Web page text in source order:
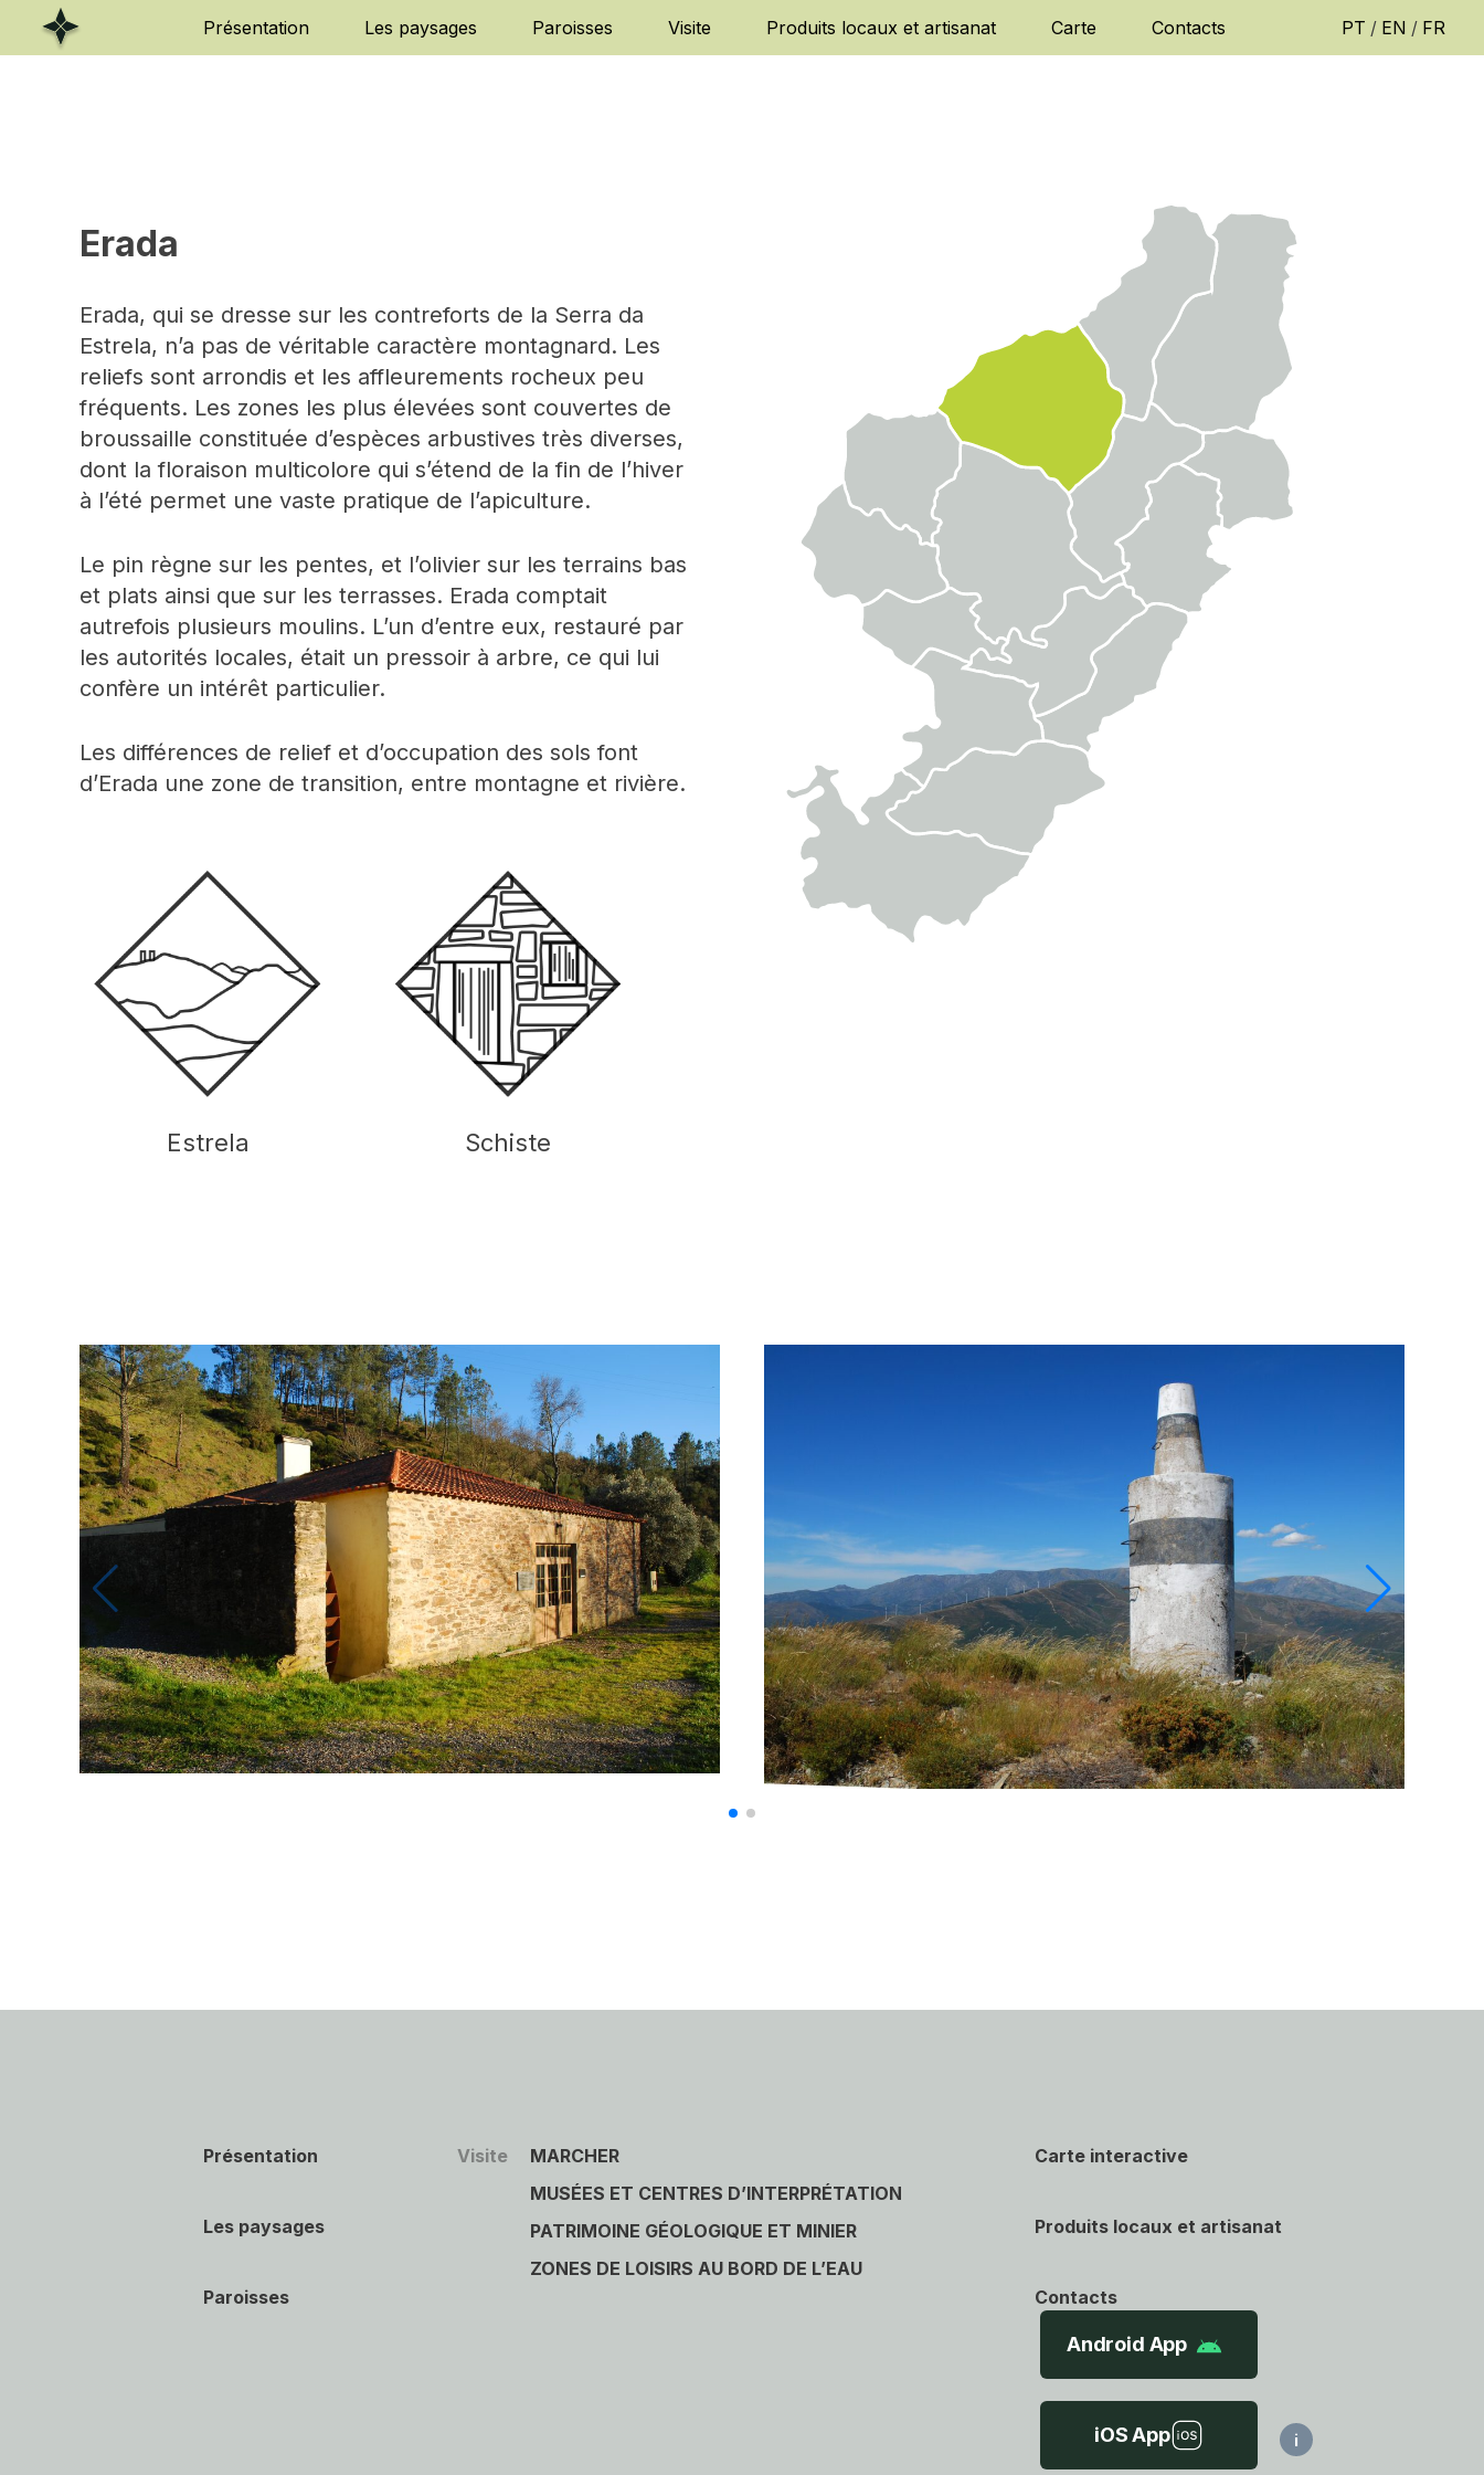
Présentation Les paysages Paroisses Visite Produits locaux et artisanat Carte Contacts PT / EN / FR
Erada
Erada, qui se dresse sur les contreforts de la Serra da
Estrela, n’a pas de véritable caractère montagnard. Les
reliefs sont arrondis et les affleurements rocheux peu
fréquents. Les zones les plus élevées sont couvertes de
broussaille constituée d’espèces arbustives très diverses,
dont la floraison multicolore qui s’étend de la fin de l’hiver
à l’été permet une vaste pratique de l’apiculture.
Le pin règne sur les pentes, et l’olivier sur les terrains bas
et plats ainsi que sur les terrasses. Erada comptait
autrefois plusieurs moulins. L’un d’entre eux, restauré par
les autorités locales, était un pressoir à arbre, ce qui lui
confère un intérêt particulier.
Les différences de relief et d’occupation des sols font
d’Erada une zone de transition, entre montagne et rivière.
Estrela Schiste
Présentation
Les paysages
Paroisses
Visite
MARCHER
MUSÉES ET CENTRES D’INTERPRÉTATION
PATRIMOINE GÉOLOGIQUE ET MINIER
ZONES DE LOISIRS AU BORD DE L’EAU
Carte interactive
Produits locaux et artisanat
Contacts
Android App
iOS App i